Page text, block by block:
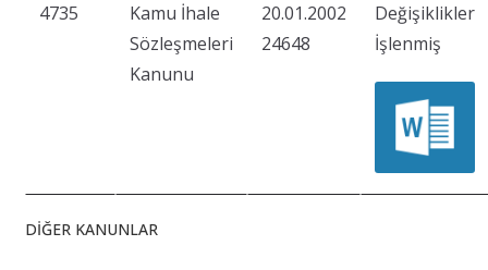
4735
Kamu İhale
Sözleşmeleri
Kanunu
20.01.2002
24648
Değişiklikler
İşlenmiş
DİĞER KANUNLAR